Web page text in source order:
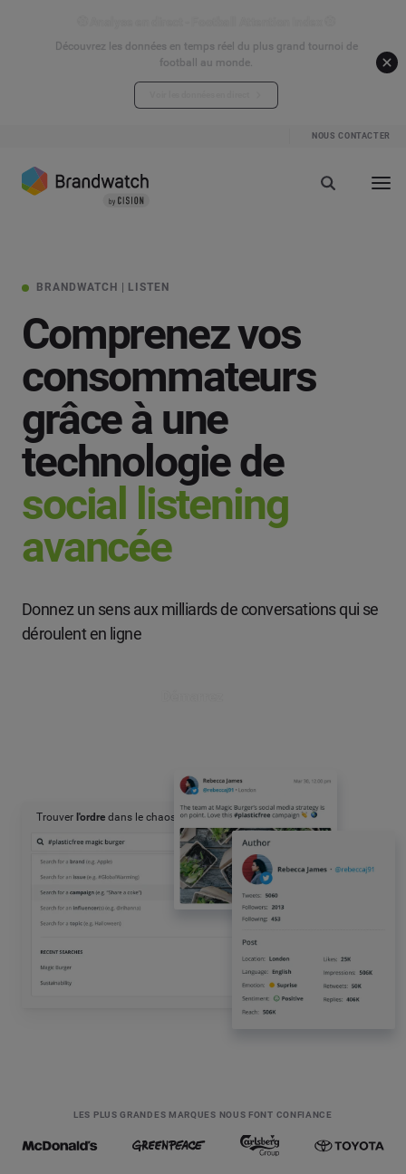
Découvrez les données en temps réel du plus grand tournoi de
football au monde.
NOUS CONTACTER
BRANDWATCH | LISTEN
Comprenez vos
consommateurs
grâce à une
technologie de
social listening
avancée
Donnez un sens aux milliards de conversations qui se
déroulent en ligne
Trouver l'ordre dans le chaos
LES PLUS GRANDES MARQUES NOUS FONT CONFIANCE